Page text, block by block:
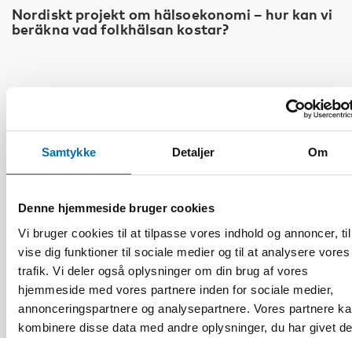
Samtykke Detaljer Om
Denne hjemmeside bruger cookies
Vi bruger cookies til at tilpasse vores indhold og annoncer,
vise dig funktioner til sociale medier og til at analysere vores
trafik. Vi deler også oplysninger om din brug af vores
hjemmeside med vores partnere inden for sociale medier,
annonceringspartnere og analysepartnere. Vores partnere
kombinere disse data med andre oplysninger, du har givet
Nordiskt projekt om hälsoekonomi – hur kan vi
beräkna vad folkhälsan kostar?